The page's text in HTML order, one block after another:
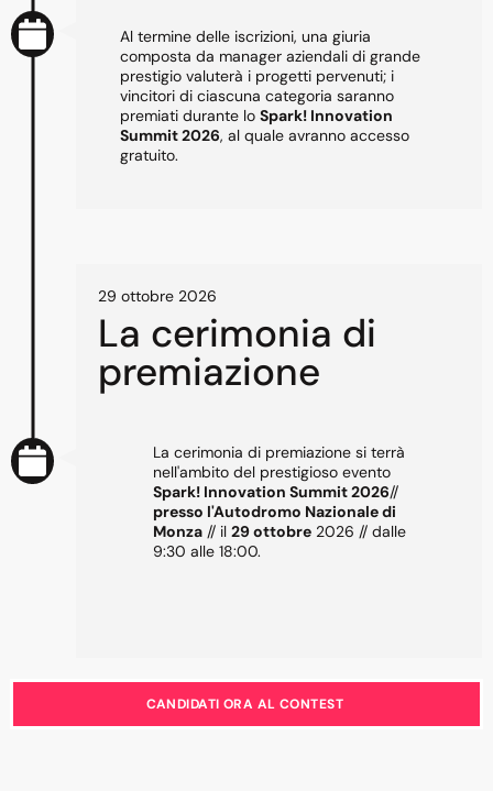
Al termine delle iscrizioni, una giuria
composta da manager aziendali di grande
prestigio valuterà i progetti pervenuti; i
vincitori di ciascuna categoria saranno
premiati durante lo Spark! Innovation
Summit 2026, al quale avranno accesso
gratuito.
29 ottobre 2026
La cerimonia di
premiazione
La cerimonia di premiazione si terrà
nell'ambito del prestigioso evento
Spark! Innovation Summit 2026//
presso l'Autodromo Nazionale di
Monza // il 29 ottobre 2026 // dalle
9:30 alle 18:00.
CANDIDATI ORA AL CONTEST